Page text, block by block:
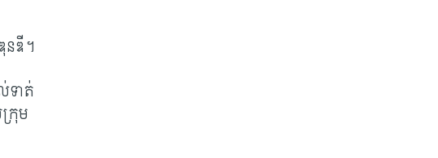
នឌី។
ទាត់
រុម